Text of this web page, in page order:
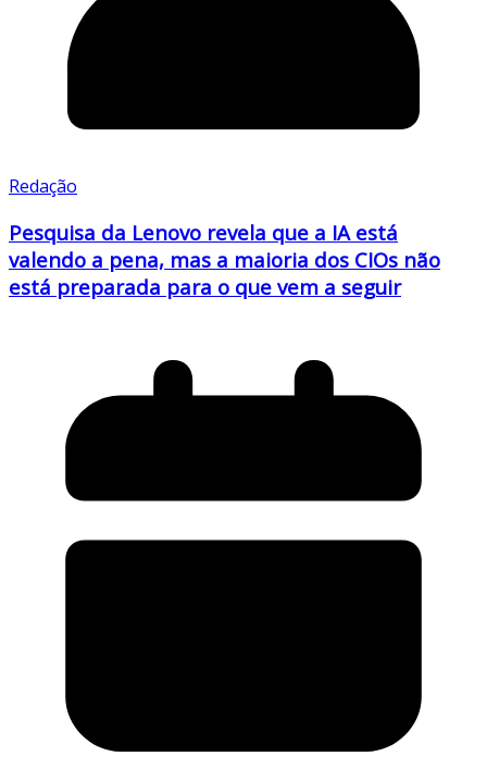
Redação
Pesquisa da Lenovo revela que a IA está
valendo a pena, mas a maioria dos CIOs não
está preparada para o que vem a seguir